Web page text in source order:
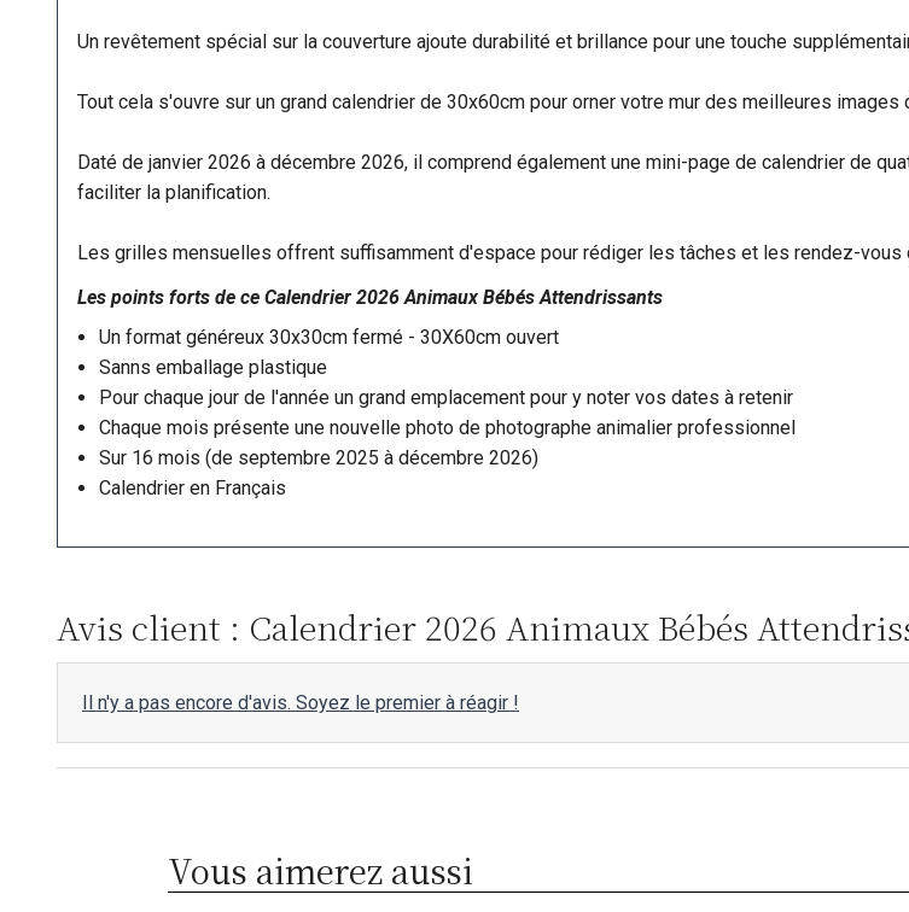
Un revêtement spécial sur la couverture ajoute durabilité et brillance pour une touche
Tout cela s'ouvre sur un grand calendrier de 30x60cm pour orner votre mur des meilleures
Daté de janvier 2026 à décembre 2026, il comprend également une mini-page de calendrier de
faciliter la planification.
Les grilles mensuelles offrent suffisamment d'espace pour rédiger les tâches et les rendez-
Les points forts de ce Calendrier 2026 Animaux Bébés Attendrissants
Un format généreux 30x30cm fermé - 30X60cm ouvert
Sanns emballage plastique
Pour chaque jour de l'année un grand emplacement pour y noter vos dates à retenir
Chaque mois présente une nouvelle photo de photographe animalier professionnel
Sur 16 mois (de septembre 2025 à décembre 2026)
Calendrier en Français
Avis client : Calendrier 2026 Animaux Bébés
Il n'y a pas encore d'avis. Soyez le premier à réagir !
Vous aimerez aussi